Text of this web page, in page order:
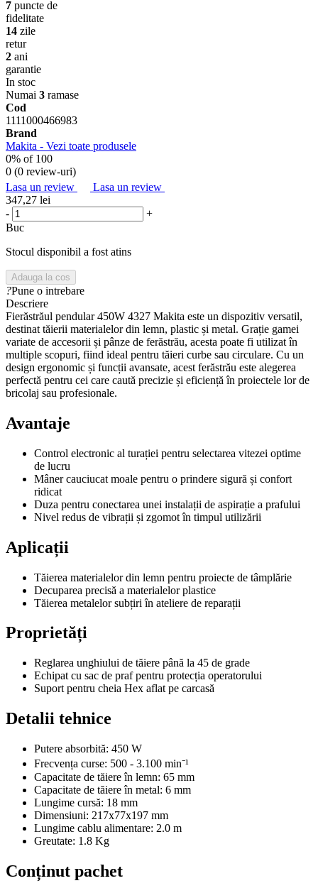
7 puncte de
fidelitate
14 zile
retur
2 ani
garantie
In stoc
Numai 3 ramase
Cod
1111000466983
Brand
Makita - Vezi toate produsele
0% of 100
0 (0 review-uri)
Lasa un review
Lasa un review
347,27 lei
-
+
Buc
Stocul disponibil a fost atins
Adauga la cos
?Pune o intrebare
Descriere
Fierăstrăul pendular 450W 4327 Makita este un dispozitiv versatil,
destinat tăierii materialelor din lemn, plastic și metal. Grație gamei
variate de accesorii și pânze de ferăstrău, acesta poate fi utilizat în
multiple scopuri, fiind ideal pentru tăieri curbe sau circulare. Cu un
design ergonomic și funcții avansate, acest ferăstrău este alegerea
perfectă pentru cei care caută precizie și eficiență în proiectele lor de
bricolaj sau profesionale.
Avantaje
Control electronic al turației pentru selectarea vitezei optime
de lucru
Mâner cauciucat moale pentru o prindere sigură și confort
ridicat
Duza pentru conectarea unei instalații de aspirație a prafului
Nivel redus de vibrații și zgomot în timpul utilizării
Aplicații
Tăierea materialelor din lemn pentru proiecte de tâmplărie
Decuparea precisă a materialelor plastice
Tăierea metalelor subțiri în ateliere de reparații
Proprietăți
Reglarea unghiului de tăiere până la 45 de grade
Echipat cu sac de praf pentru protecția operatorului
Suport pentru cheia Hex aflat pe carcasă
Detalii tehnice
Putere absorbită: 450 W
Frecvența curse: 500 ­- 3.100 min⁻¹
Capacitate de tăiere în lemn: 65 mm
Capacitate de tăiere în metal: 6 mm
Lungime cursă: 18 mm
Dimensiuni: 217x77x197 mm
Lungime cablu alimentare: 2.0 m
Greutate: 1.8 Kg
Conținut pachet